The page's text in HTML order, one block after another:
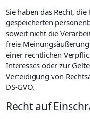
Sie haben das Recht,
gespeicherten
soweit nicht die
freie
einer rechtlichen
Interesses oder zur
Verteidigung von
DS-GVO.
Recht auf